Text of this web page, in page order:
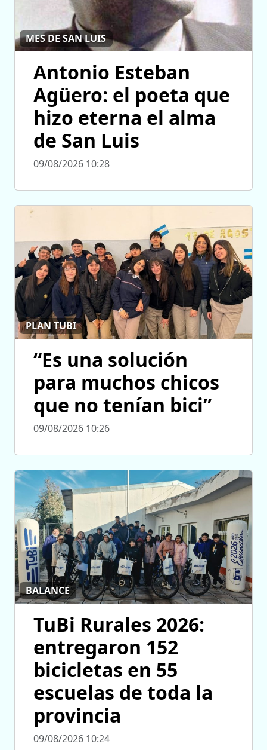
MES DE SAN LUIS
Antonio Esteban
Agüero: el poeta que
hizo eterna el alma
de San Luis
09/08/2026 10:28
PLAN TUBI
“Es una solución
para muchos chicos
que no tenían bici”
09/08/2026 10:26
BALANCE
TuBi Rurales 2026:
entregaron 152
bicicletas en 55
escuelas de toda la
provincia
09/08/2026 10:24